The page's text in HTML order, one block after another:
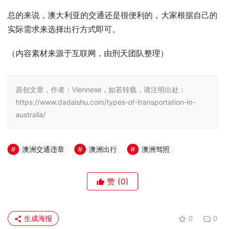
总的来说，澳大利亚的交通还是很便利的，大家根据自己的
实际需求来选择出行方式即可。
（内容素材来源于互联网，由刑天团队整理）
原创文章，作者：Viennese，如若转载，请注明出处：
https://www.dadaishu.com/types-of-transportation-in-
australia/
澳洲交通违章 澳洲出行 澳洲驾照
赞 (0)
0 0
生成海报